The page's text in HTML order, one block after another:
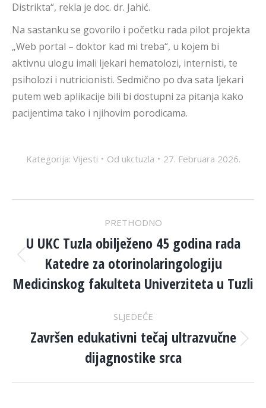
Distrikta“, rekla je doc. dr. Jahić.
Na sastanku se govorilo i početku rada pilot projekta
„Web portal – doktor kad mi treba“, u kojem bi
aktivnu ulogu imali ljekari hematolozi, internisti, te
psiholozi i nutricionisti. Sedmično po dva sata ljekari
putem web aplikacije bili bi dostupni za pitanja kako
pacijentima tako i njihovim porodicama.
Kategorija: Vijesti Od ukctuzla 27. Februara 2026.
NAVIGATION
PRETHODNO
Previous
post:
U UKC Tuzla obilježeno 45 godina rada
Katedre za otorinolaringologiju
Medicinskog fakulteta Univerziteta u Tuzli
SLJEDEĆE
Next
post:
Završen edukativni tečaj ultrazvučne
dijagnostike srca